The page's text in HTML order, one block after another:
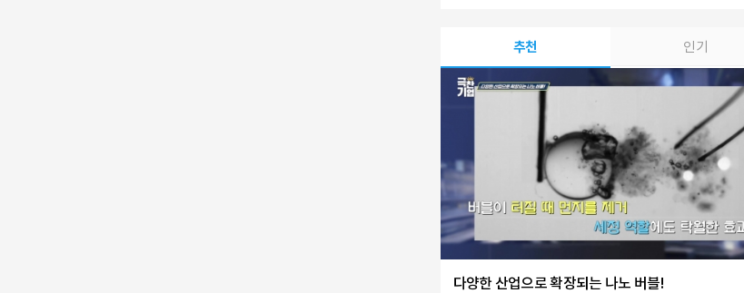
추천 인기
다양한 산업으로 확장되는 나노 버블!